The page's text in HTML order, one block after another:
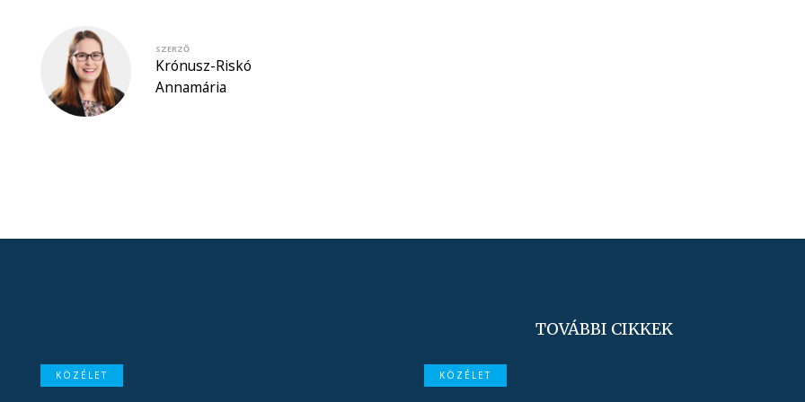
SZERZŐ
Krónusz-Riskó
Annamária
TOVÁBBI CIKKEK
KÖZÉLET KÖZÉLET